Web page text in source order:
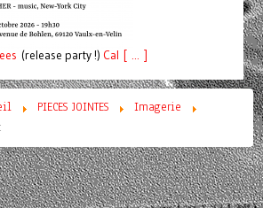
(release party !) Cal [ ... ]
PIECES JOINTES
Imagerie